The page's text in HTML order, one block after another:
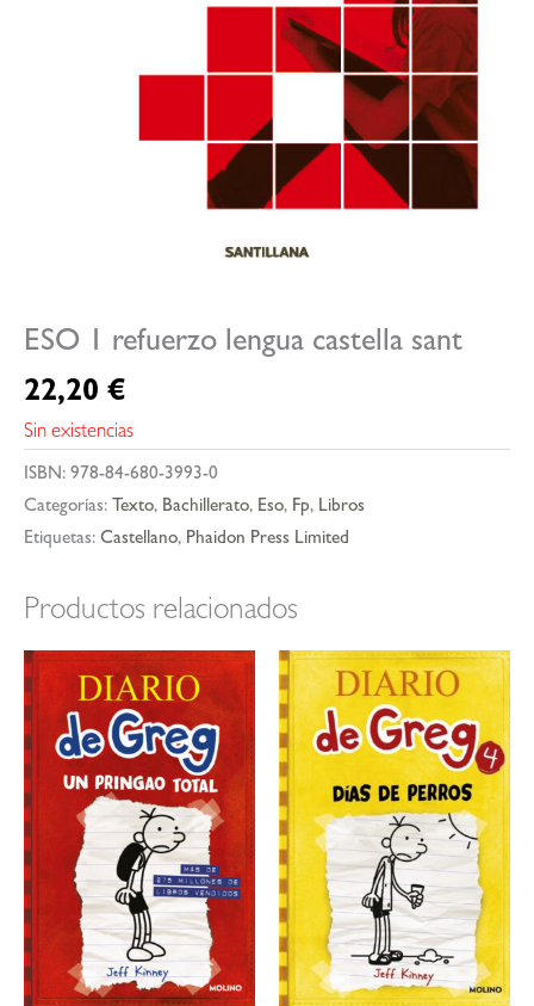
ESO 1 refuerzo lengua castella sant
22,20 €
Sin existencias
ISBN: 978-84-680-3993-0
Categorías: Texto, Bachillerato, Eso, Fp, Libros
Etiquetas: Castellano, Phaidon Press Limited
Productos relacionados